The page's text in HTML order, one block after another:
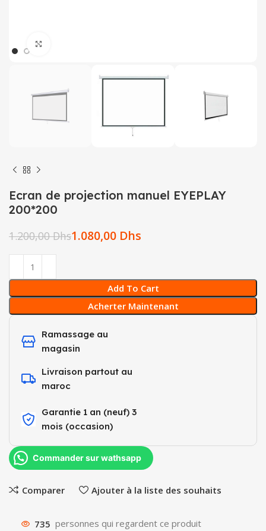
Ecran de projection manuel EYEPLAY
200*200
1.200,00Dhs1.080,00 Dhs
Add To Cart
Acherter Maintenant
Ramassage au
magasin
Livraison partout au
maroc
Garantie 1 an (neuf) 3
mois (occasion)​
Commander sur wathsapp
Comparer Ajouter à la liste des souhaits
735 personnes qui regardent ce produit